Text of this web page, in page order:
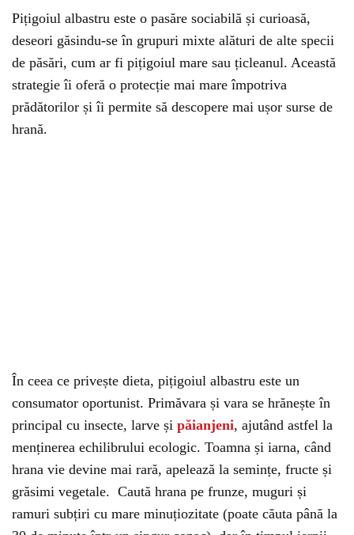
Pițigoiul albastru este o pasăre sociabilă și curioasă,
deseori găsindu-se în grupuri mixte alături de alte specii
de păsări, cum ar fi pițigoiul mare sau țicleanul. Această
strategie îi oferă o protecție mai mare împotriva
prădătorilor și îi permite să descopere mai ușor surse de
hrană.
În ceea ce privește dieta, pițigoiul albastru este un
consumator oportunist. Primăvara și vara se hrănește în
principal cu insecte, larve și păianjeni, ajutând astfel la
menținerea echilibrului ecologic. Toamna și iarna, când
hrana vie devine mai rară, apelează la semințe, fructe și
grăsimi vegetale. Caută hrana pe frunze, muguri și
ramuri subțiri cu mare minuțiozitate (poate căuta până la